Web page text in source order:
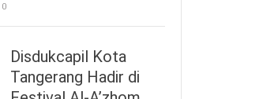
0
Disdukcapil Kota
Tangerang Hadir di